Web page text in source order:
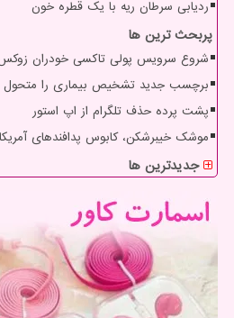
ردیابی سرطان ریه با یک قطره خون
پربحث ترین ها
شروع سرویس پولی تاکسی خودران زوکس
برچسب جدید تشخیص بیماری را متحول
پشت پرده حذف تلگرام از اپ استور
موشک خیبرشکن، کابوس پدافندهای
جدیدترین ها